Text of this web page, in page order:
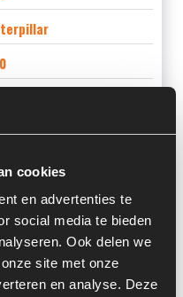
cookies
en advertenties te
social media te bieden
Ook delen we
site met onze
en analyse. Deze
4C4
Caterpillar 930
Nederland